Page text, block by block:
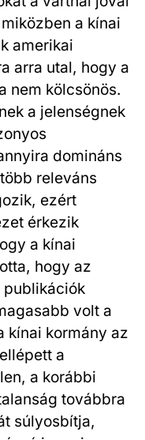
a kínai
amerikai
arra utal, hogy a
nem kölcsönös.
a jelenségnek
domináns
releváns
ezért
érkezik
a kínai
hogy az
publikációk
volt a
kínai kormány az
a
a korábbi
továbbra
súlyosbítja,